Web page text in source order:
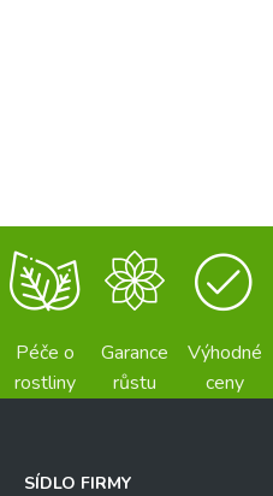
Péče o
rostliny
Garance
růstu
Výhodné
ceny
SÍDLO FIRMY